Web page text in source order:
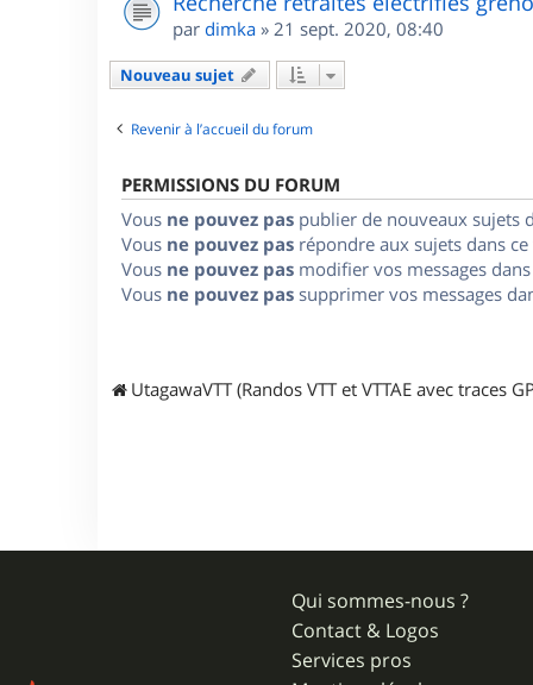
par dimka » 21 sept. 2020, 08:40
Nouveau sujet
Revenir à l’accueil du forum
PERMISSIONS DU FORUM
Vous ne pouvez pas publier de nouveaux sujets
Vous ne pouvez pas répondre aux sujets dans
Vous ne pouvez pas modifier vos messages
Vous ne pouvez pas supprimer vos messages
UtagawaVTT (Randos VTT et VTTAE avec traces
Qui sommes-nous ?
Contact & Logos
Services pros